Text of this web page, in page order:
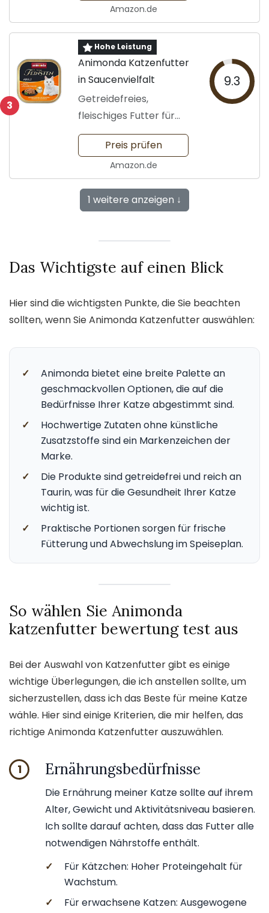
Amazon.de
3
Hohe Leistung
Animonda Katzenfutter
in Saucenvielfalt
Getreidefreies,
fleischiges Futter für
Katzen
9.3
Preis prüfen
Amazon.de
1 weitere anzeigen ↓
Das Wichtigste auf einen Blick
Hier sind die wichtigsten Punkte, die Sie beachten
sollten, wenn Sie Animonda Katzenfutter auswählen:
✓
Animonda bietet eine breite Palette an
geschmackvollen Optionen, die auf die
Bedürfnisse Ihrer Katze abgestimmt sind.
✓
Hochwertige Zutaten ohne künstliche
Zusatzstoffe sind ein Markenzeichen der
Marke.
✓
Die Produkte sind getreidefrei und reich an
Taurin, was für die Gesundheit Ihrer Katze
wichtig ist.
✓
Praktische Portionen sorgen für frische
Fütterung und Abwechslung im Speiseplan.
So wählen Sie Animonda
katzenfutter bewertung test aus
Bei der Auswahl von Katzenfutter gibt es einige
wichtige Überlegungen, die ich anstellen sollte, um
sicherzustellen, dass ich das Beste für meine Katze
wähle. Hier sind einige Kriterien, die mir helfen, das
richtige Animonda Katzenfutter auszuwählen.
1 Ernährungsbedürfnisse
Die Ernährung meiner Katze sollte auf ihrem
Alter, Gewicht und Aktivitätsniveau basieren.
Ich sollte darauf achten, dass das Futter alle
notwendigen Nährstoffe enthält.
✓
Für Kätzchen: Hoher Proteingehalt für
Wachstum.
✓
Für erwachsene Katzen: Ausgewogene